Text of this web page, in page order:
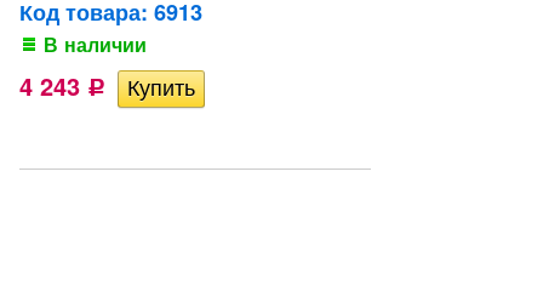
Код товара: 6913
В наличии
4 243 Р